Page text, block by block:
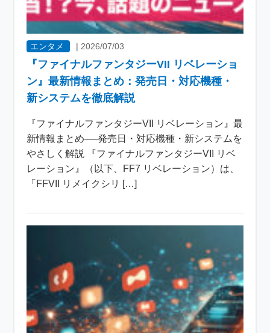
エンタメ | 2026/07/03
『ファイナルファンタジーVII リベレーショ
ン』最新情報まとめ：発売日・対応機種・
新システムを徹底解説
『ファイナルファンタジーVII リベレーション』最
新情報まとめ──発売日・対応機種・新システムを
やさしく解説 『ファイナルファンタジーVII リベ
レーション』（以下、FF7 リベレーション）は、
「FFVII リメイクシリ […]